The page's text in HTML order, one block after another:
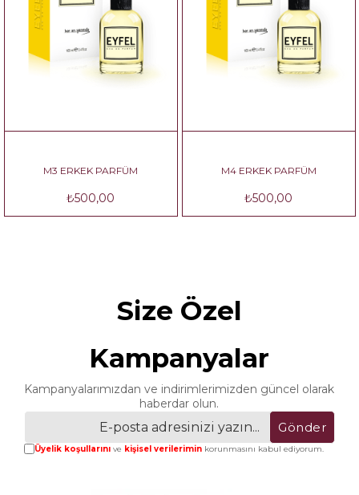
M3 ERKEK PARFÜM
₺500,00
M4 ERKEK PARFÜM
₺500,00
Size Özel
Kampanyalar
Kampanyalarımızdan ve indirimlerimizden güncel olarak
haberdar olun.
Gönder
Üyelik koşullarınıve kişisel verileriminkorunmasını kabul ediyorum.